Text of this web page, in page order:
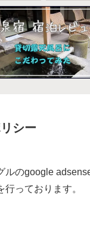
シー
ルのgoogle
っております。